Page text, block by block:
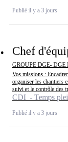
Publié il y a 3 jours
Chef
GROUPE DGE-
Vos missions :
organiser les chantiers
suivi et le contrôle des
CDI - Temps
Publié il y a 3 jours